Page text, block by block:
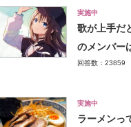
実施中
歌が上手だ
のメンバー
回答数：23859
実施中
ラーメンっ